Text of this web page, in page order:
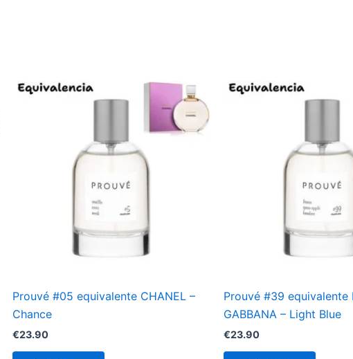
Prouvé #05 equivalente CHANEL –
Chance
€23.90
Prouvé #39 equivalente
GABBANA – Light Blue
€23.90